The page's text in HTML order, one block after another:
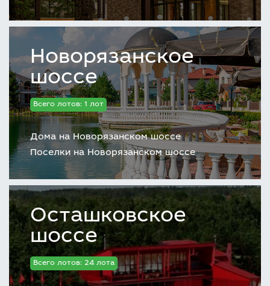
Новорязанское
шоссе
Всего лотов: 1 лот
Дома на Новорязанском шоссе
Поселки на Новорязанском шоссе
Осташковское
шоссе
Всего лотов: 24 лота